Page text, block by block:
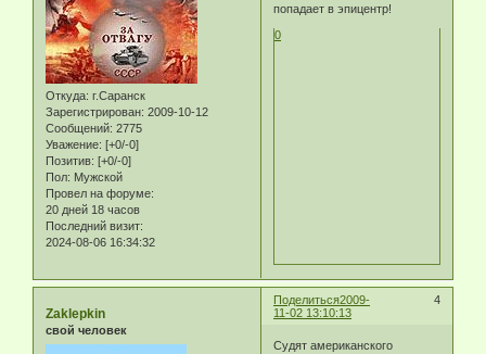
Откуда: г.Саранск
Зарегистрирован: 2009-10-12
Сообщений: 2775
Уважение: [+0/-0]
Позитив: [+0/-0]
Пол: Мужской
Провел на форуме:
20 дней 18 часов
Последний визит:
2024-08-06 16:34:32
попадает в эпицентр!
0
Поделиться 4
2009-
11-02 13:10:13
Zaklepkin
свой человек
Судят американского